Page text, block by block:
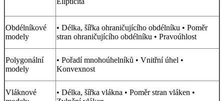
Obdélníkové
modely
• Délka, šířka ohraničujícího obdélníku • Poměr
stran ohraničujícího obdélníku • Pravoúhlost
Polygonální
modely
• Pořadí mnohoúhelníků • Vnitřní úhel •
Konvexnost
Vláknové
• Délka, šířka vlákna • Poměr stran vláken •